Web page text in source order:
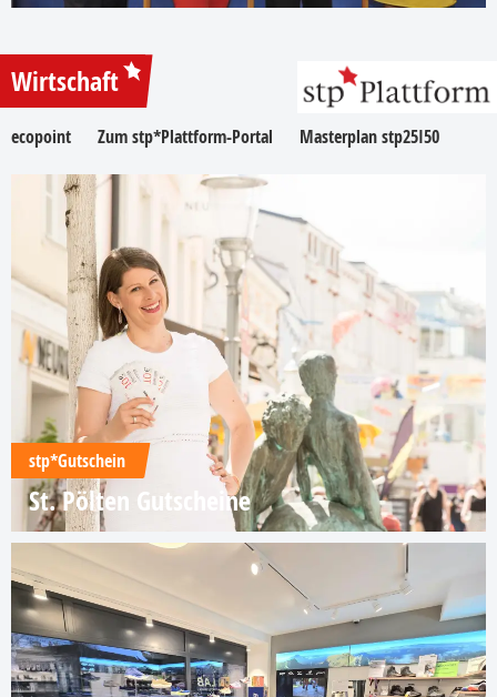
Wirtschaft
ecopoint Zum stp*Plattform-Portal Masterplan stp25I50
stp*Gutschein
St. Pölten Gutscheine